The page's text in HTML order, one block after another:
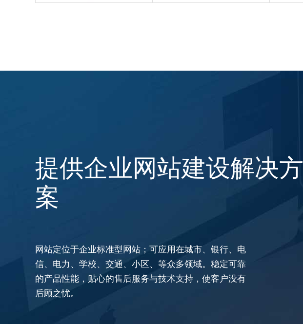
提供企业网站建设解决方
案
网站定位于企业标准型网站；可应用在城市、银行、电
信、电力、学校、交通、小区、等众多领域。稳定可靠
的产品性能，贴心的售后服务与技术支持，使客户没有
后顾之忧。